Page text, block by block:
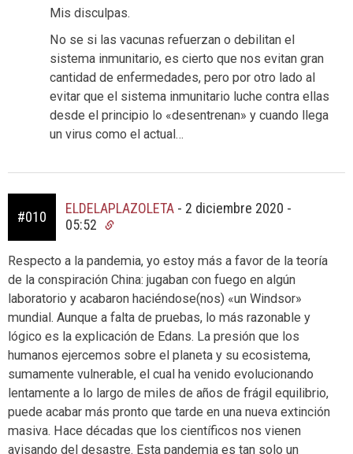
Mis disculpas.
No se si las vacunas refuerzan o debilitan el
sistema inmunitario, es cierto que nos evitan gran
cantidad de enfermedades, pero por otro lado al
evitar que el sistema inmunitario luche contra ellas
desde el principio lo «desentrenan» y cuando llega
un virus como el actual…
#010
ELDELAPLAZOLETA - 2 diciembre 2020 -
05:52
Respecto a la pandemia, yo estoy más a favor de la teoría
de la conspiración China: jugaban con fuego en algún
laboratorio y acabaron haciéndose(nos) «un Windsor»
mundial. Aunque a falta de pruebas, lo más razonable y
lógico es la explicación de Edans. La presión que los
humanos ejercemos sobre el planeta y su ecosistema,
sumamente vulnerable, el cual ha venido evolucionando
lentamente a lo largo de miles de años de frágil equilibrio,
puede acabar más pronto que tarde en una nueva extinción
masiva. Hace décadas que los científicos nos vienen
avisando del desastre. Esta pandemia es tan solo un